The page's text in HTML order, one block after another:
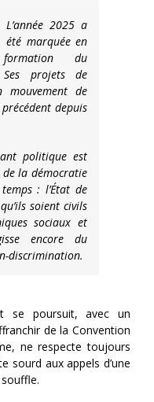
L’année 2025 a
été marquée en
du
Ses projets de
mouvement de
depuis
politique est
de la démocratie
: l’État de
soient civils
sociaux et
encore du
discrimination.
se poursuit, avec un
de la Convention
ne respecte toujours
sourd aux appels d’une